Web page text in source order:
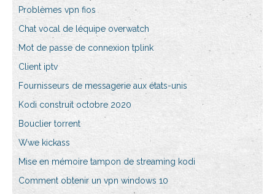
Problèmes vpn fios
Chat vocal de léquipe overwatch
Mot de passe de connexion tplink
Client iptv
Fournisseurs de messagerie aux états-unis
Kodi construit octobre 2020
Bouclier torrent
Wwe kickass
Mise en mémoire tampon de streaming kodi
Comment obtenir un vpn windows 10